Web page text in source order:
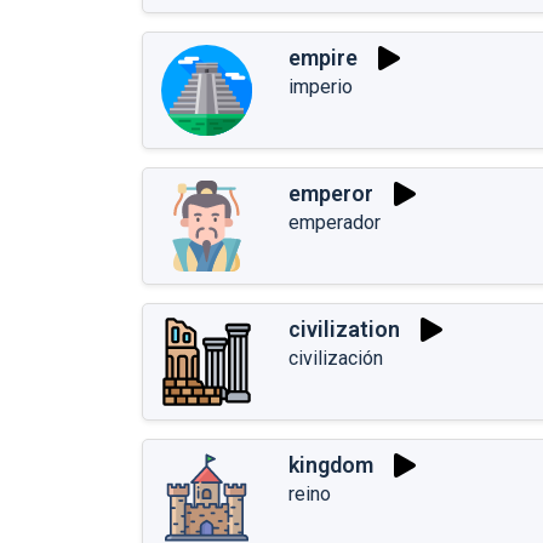
empire
imperio
emperor
emperador
civilization
civilización
kingdom
reino